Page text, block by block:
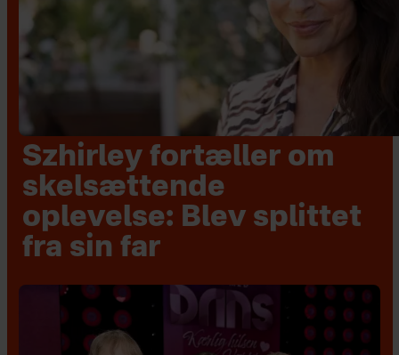
Szhirley fortæller om
skelsættende
oplevelse: Blev splittet
fra sin far